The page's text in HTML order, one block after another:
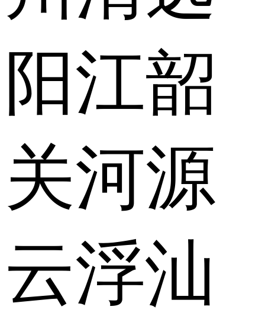
阳江韶
关河源
云浮汕